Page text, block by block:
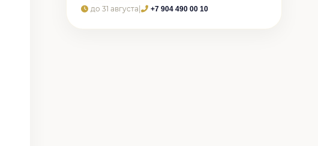
до 31 августа +7 904 490 00 10